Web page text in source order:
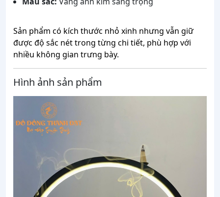
Sản phẩm có kích thước nhỏ xinh nhưng vẫn giữ
được độ sắc nét trong từng chi tiết, phù hợp với
nhiều không gian trưng bày.
Hình ảnh sản phẩm